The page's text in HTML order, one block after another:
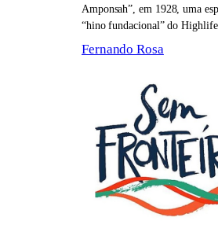
Amponsah”, em 1928, uma
“hino fundacional” do Highlife.
Fernando Rosa